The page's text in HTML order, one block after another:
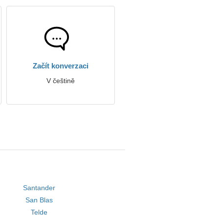
Začít konverzaci
V češtině
Santander
San Blas
Telde